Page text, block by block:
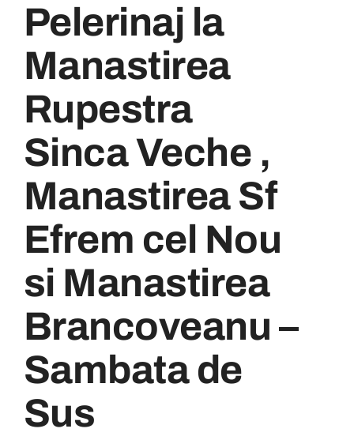
Pelerinaj la
Manastirea
Rupestra
Sinca Veche ,
Manastirea Sf
Efrem cel Nou
si Manastirea
Brancoveanu –
Sambata de
Sus